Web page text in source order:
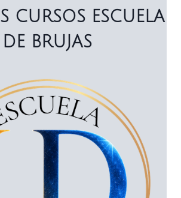
CURSOS ESCUELA
DE BRUJAS